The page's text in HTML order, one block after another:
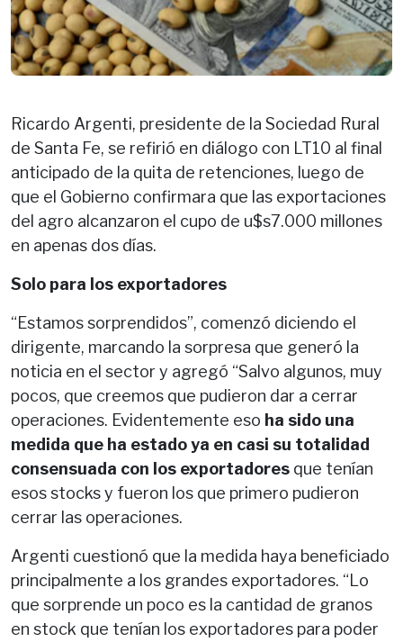
Ricardo Argenti, presidente de la Sociedad Rural
de Santa Fe, se refirió en diálogo con LT10 al final
anticipado de la quita de retenciones, luego de
que el Gobierno confirmara que las exportaciones
del agro alcanzaron el cupo de u$s7.000 millones
en apenas dos días.
Solo para los exportadores
“Estamos sorprendidos”, comenzó diciendo el
dirigente, marcando la sorpresa que generó la
noticia en el sector y agregó “Salvo algunos, muy
pocos, que creemos que pudieron dar a cerrar
operaciones. Evidentemente eso ha sido una
medida que ha estado ya en casi su totalidad
consensuada con los exportadores que tenían
esos stocks y fueron los que primero pudieron
cerrar las operaciones.
Argenti cuestionó que la medida haya beneficiado
principalmente a los grandes exportadores. “Lo
que sorprende un poco es la cantidad de granos
en stock que tenían los exportadores para poder